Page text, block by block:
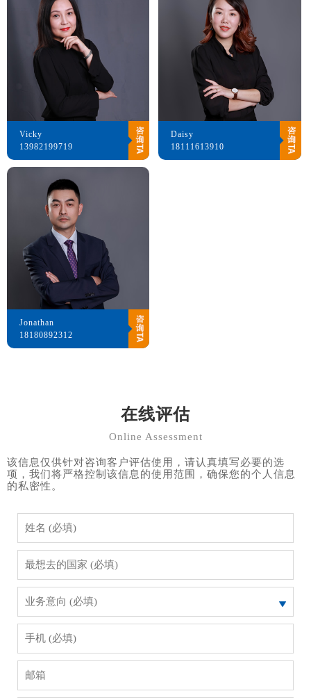
Vicky
13982199719
Daisy
18111613910
Jonathan
18180892312
在线评估
Online Assessment
该信息仅供针对咨询客户评估使用，请认真填写必要的选
项，我们将严格控制该信息的使用范围，确保您的个人信息
的私密性。